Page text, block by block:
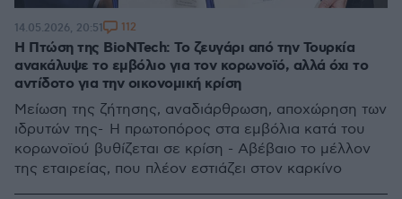
Η Πτώση της BioNTech: Το ζευγάρι από την Τουρκία
ανακάλυψε το εμβόλιο για τον κορωνοϊό, αλλά όχι το
αντίδοτο για την οικονομική κρίση
Μείωση της ζήτησης, αναδιάρθρωση, αποχώρηση των
ιδρυτών της- Η πρωτοπόρος στα εμβόλια κατά του
κορωνοϊού βυθίζεται σε κρίση - Αβέβαιο το μέλλον
της εταιρείας, που πλέον εστιάζει στον καρκίνο
14.05.2026, 20:51 112